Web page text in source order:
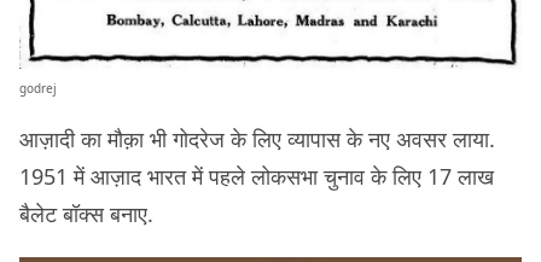
godrej
आज़ादी का मौक़ा भी गोदरेज के लिए व्यापास के नए अवसर लाया.
1951 में आज़ाद भारत में पहले लोकसभा चुनाव के लिए 17 लाख
बैलेट बॉक्स बनाए.